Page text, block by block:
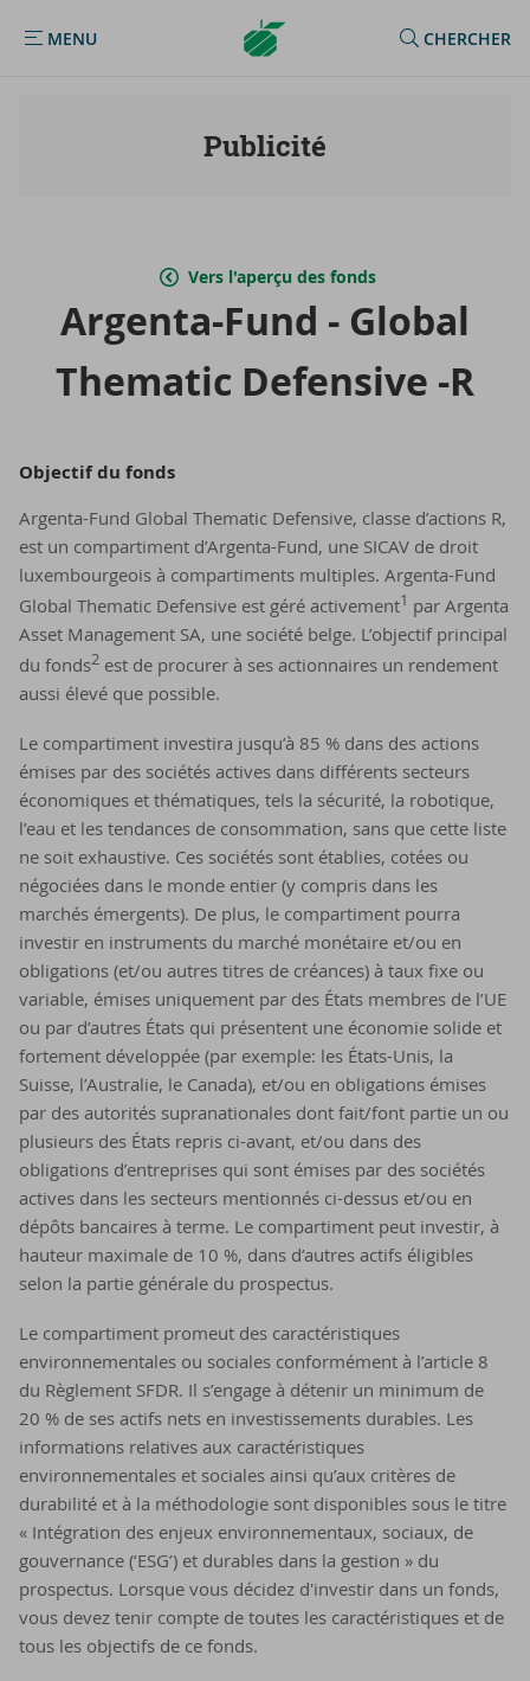
MENU
MENU
Argenta
Homepage
CHERCHER
Publicité
Vers l'aperçu des fonds
Argenta-​Fund - Glo­bal
The­ma­tic De­fen­sive -R
Ob­jec­tif du fonds
Argenta-Fund Global Thematic Defensive, classe d’actions R,
est un compartiment d’Argenta-Fund, une SICAV de droit
luxembourgeois à compartiments multiples. Argenta-Fund
Global Thematic Defensive est géré activement1 par Argenta
Asset Management SA, une société belge. L’objectif principal
du fonds2 est de procurer à ses actionnaires un rendement
aussi élevé que possible.
Le compartiment investira jusqu’à 85 % dans des actions
émises par des sociétés actives dans différents secteurs
économiques et thématiques, tels la sécurité, la robotique,
l’eau et les tendances de consommation, sans que cette liste
ne soit exhaustive. Ces sociétés sont établies, cotées ou
négociées dans le monde entier (y compris dans les
marchés émergents). De plus, le compartiment pourra
investir en instruments du marché monétaire et/ou en
obligations (et/ou autres titres de créances) à taux fixe ou
variable, émises uniquement par des États membres de l’UE
ou par d’autres États qui présentent une économie solide et
fortement développée (par exemple: les États-Unis, la
Suisse, l’Australie, le Canada), et/ou en obligations émises
par des autorités supranationales dont fait/font partie un ou
plusieurs des États repris ci-avant, et/ou dans des
obligations d’entreprises qui sont émises par des sociétés
actives dans les secteurs mentionnés ci-dessus et/ou en
dépôts bancaires à terme. Le compartiment peut investir, à
hauteur maximale de 10 %, dans d’autres actifs éligibles
selon la partie générale du prospectus.
Le compartiment promeut des caractéristiques
environnementales ou sociales conformément à l’article 8
du Règlement SFDR. Il s’engage à détenir un minimum de
20 % de ses actifs nets en investissements durables. Les
informations relatives aux caractéristiques
environnementales et sociales ainsi qu’aux critères de
durabilité et à la méthodologie sont disponibles sous le titre
« Intégration des enjeux environnementaux, sociaux, de
gouvernance (‘ESG’) et durables dans la gestion » du
prospectus. Lorsque vous décidez d'investir dans un fonds,
vous devez tenir compte de toutes les caractéristiques et de
tous les objectifs de ce fonds.